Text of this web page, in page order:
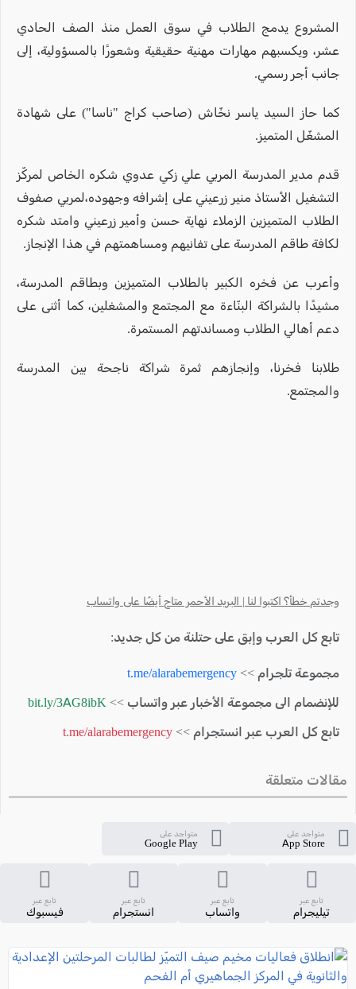
المشروع يدمج الطلاب في سوق العمل منذ الصف الحادي
عشر، ويكسبهم مهارات مهنية حقيقية وشعورًا بالمسؤولية، إلى
جانب أجر رسمي.
كما حاز السيد ياسر نخّاش (صاحب كراج "ناسا") على شهادة
المشغّل المتميز.
قدم مدير المدرسة المربي علي زكي عدوي شكره الخاص لمركّز
التشغيل الأستاذ منير زرعيني على إشرافه وجهوده،لمربي صفوف
الطلاب المتميزين الزملاء نهاية حسن وأمير زرعيني وامتد شكره
لكافة طاقم المدرسة على تفانيهم ومساهمتهم في هذا الإنجاز.
وأعرب عن فخره الكبير بالطلاب المتميزين وبطاقم المدرسة،
مشيدًا بالشراكة البنّاءة مع المجتمع والمشغلين، كما أثنى على
دعم أهالي الطلاب ومساندتهم المستمرة.
طلابنا فخرنا، وإنجازهم ثمرة شراكة ناجحة بين المدرسة
والمجتمع.
وجدتم خطأ؟ اكتبوا لنا | البريد الأحمر متاح أيضًا على واتساب
تابع كل العرب وإبق على حتلنة من كل جديد:
مجموعة تلجرام >> t.me/alarabemergency
للإنضمام الى مجموعة الأخبار عبر واتساب >> bit.ly/3AG8ibK
تابع كل العرب عبر انستجرام >> t.me/alarabemergency
مقالات متعلقة
متواجد على
App Store
متواجد على
Google Play
تابع عبر
تيليجرام
تابع عبر
واتساب
تابع عبر
انستجرام
تابع عبر
فيسبوك